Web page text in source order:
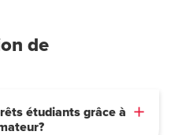
de
étudiants grâce à